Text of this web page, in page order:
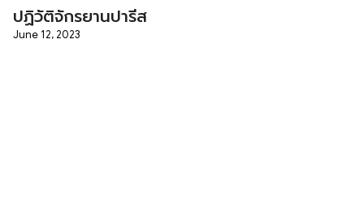
ปฏิวัติจักรยานปารีส
June 12, 2023